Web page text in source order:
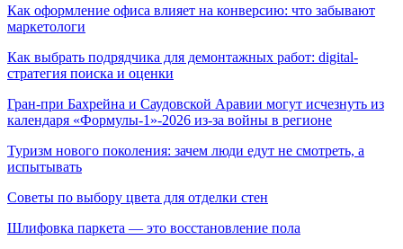
Как оформление офиса влияет на конверсию: что забывают
маркетологи
Как выбрать подрядчика для демонтажных работ: digital-
стратегия поиска и оценки
Гран-при Бахрейна и Саудовской Аравии могут исчезнуть из
календаря «Формулы-1»-2026 из-за войны в регионе
Туризм нового поколения: зачем люди едут не смотреть, а
испытывать
Советы по выбору цвета для отделки стен
Шлифовка паркета — это восстановление пола